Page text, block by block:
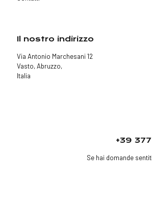
Il nostro indirizzo
Via Antonio Marchesani 12
Vasto, Abruzzo,
Italia
+39
Se hai domande